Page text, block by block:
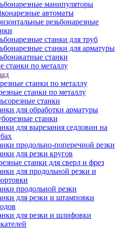
манипуляторы
автоматы
резьбонарезные
станки для труб
станки для арматуры
станки
станки по металлу
станки по металлу
станки по металлу
станки
для обработки арматуры
станки
для вырезания седловин на
продольно-поперечной резки
для резки кругов
станки для сверл и фрез
для продольной резки и
продольной резки
для резки и штамповки
для резки и шлифовки